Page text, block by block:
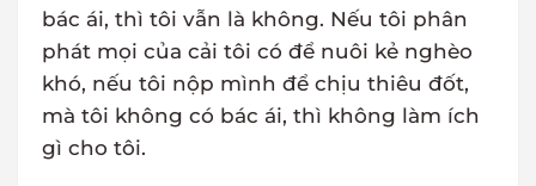
bác ái, thì tôi vẫn là không. Nếu tôi phân
phát mọi của cải tôi có để nuôi kẻ nghèo
khó, nếu tôi nộp mình để chịu thiêu đốt,
mà tôi không có bác ái, thì không làm ích
gì cho tôi.